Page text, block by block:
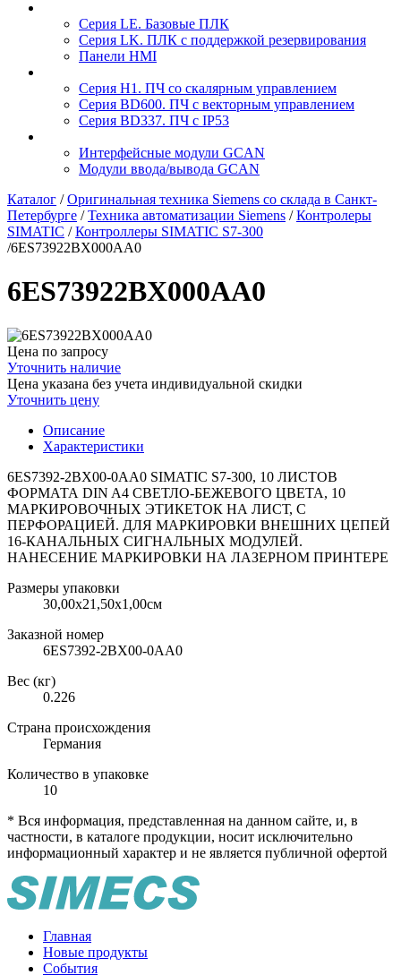
Серия LE. Базовые ПЛК
Серия LK. ПЛК с поддержкой резервирования
Панели HMI
Серия H1. ПЧ со скалярным управлением
Серия BD600. ПЧ с векторным управлением
Серия BD337. ПЧ с IP53
Интерфейсные модули GCAN
Модули ввода/вывода GCAN
Каталог / Оригинальная техника Siemens со склада в Санкт-
Петербурге / Техника автоматизации Siemens / Контролеры
SIMATIC / Контроллеры SIMATIC S7-300
/6ES73922BX000AA0
6ES73922BX000AA0
Цена по запросу
Уточнить наличие
Цена указана без учета индивидуальной скидки
Уточнить цену
Описание
Характеристики
6ES7392-2BX00-0AA0 SIMATIC S7-300, 10 ЛИСТОВ
ФОРМАТА DIN A4 СВЕТЛО-БЕЖЕВОГО ЦВЕТА, 10
МАРКИРОВОЧНЫХ ЭТИКЕТОК НА ЛИСТ, С
ПЕРФОРАЦИЕЙ. ДЛЯ МАРКИРОВКИ ВНЕШНИХ ЦЕПЕЙ
16-КАНАЛЬНЫХ СИГНАЛЬНЫХ МОДУЛЕЙ.
НАНЕСЕНИЕ МАРКИРОВКИ НА ЛАЗЕРНОМ ПРИНТЕРЕ
Размеры упаковки
30,00х21,50х1,00см
Заказной номер
6ES7392-2BX00-0AA0
Вес (кг)
0.226
Страна происхождения
Германия
Количество в упаковке
10
* Вся информация, представленная на данном сайте, и, в
частности, в каталоге продукции, носит исключительно
информационный характер и не является публичной офертой
Главная
Новые продукты
События